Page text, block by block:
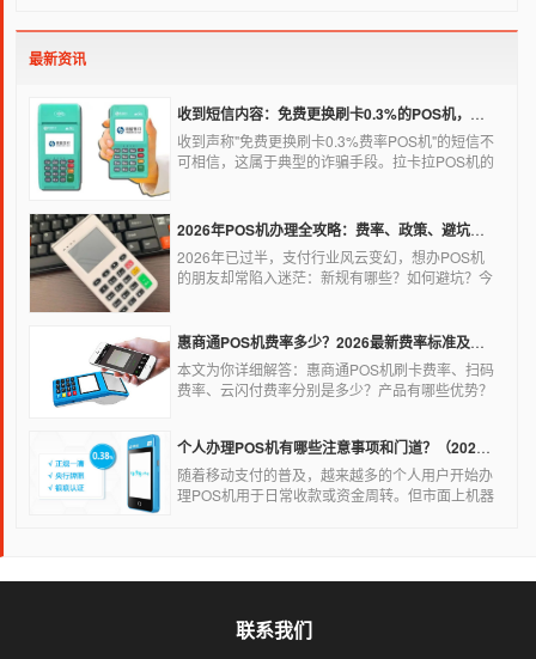
最新资讯
收到短信内容：免费更换刷卡0.3%的POS机，可以相信吗？
收到声称"免费更换刷卡0.3%费率POS机"的短信不
可相信，这属于典型的诈骗手段。拉卡拉POS机的
险。以下结合权威信息分析原因及应对建议： 2026年POS机办理全攻略：费率、政策、避坑一篇讲清
2026年已过半，支付行业风云变幻，想办POS机
的朋友却常陷入迷茫：新规有哪些？如何避坑？今
使用！
惠商通POS机费率多少？2026最新费率标准及办理全攻略
本文为你详细解答：惠商通POS机刷卡费率、扫码
费率、云闪付费率分别是多少？产品有哪些优势？
个人办理POS机有哪些注意事项和门道？（2026最新避坑指南）
随着移动支付的普及，越来越多的个人用户开始办
理POS机用于日常收款或资金周转。但市面上机器
联系我们